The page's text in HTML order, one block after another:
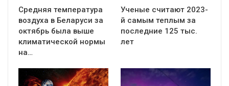
Средняя температура
воздуха в Беларуси за
октябрь была выше
климатической нормы
на…
Ученые считают 2023-
й самым теплым за
последние 125 тыс.
лет